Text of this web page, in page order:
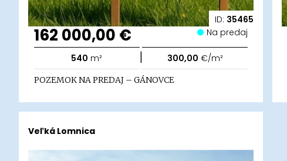
ID: 35465
162 000,00 € Na predaj
540 m² | 300,00 €/m²
POZEMOK NA PREDAJ – GÁNOVCE
Veľká Lomnica